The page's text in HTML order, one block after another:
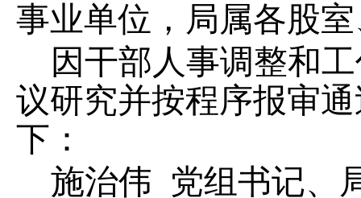
事业单位，局属各股
因干部人事调整和
议研究并按程序报审
下：
施治伟 党组书记、